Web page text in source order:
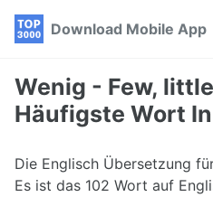
Skip
navigation
Skip
Skip
Download Mobile App
Wenig - Few,
Häufigste Wort
Die Englisch Übersetzung
Es ist das 102 Wort auf